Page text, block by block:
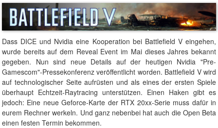
Dass DICE und Nvidia eine Kooperation bei Battlefield V eingehen,
wurde bereits auf dem Reveal Event im Mai dieses Jahres bekannt
gegeben. Nun sind neue Details auf der heutigen Nvidia "Pre-
Gamescom"-Pressekonferenz veröffentlicht worden. Battlefield V wird
auf technologischer Seite aufrüsten und als eines der ersten Spiele
überhaupt Echtzeit-Raytracing unterstützen. Einen Haken gibt es
jedoch: Eine neue Geforce-Karte der RTX 20xx-Serie muss dafür in
eurem Rechner werkeln. Und ganz nebenbei hat auch die Open Beta
einen festen Termin bekommen.